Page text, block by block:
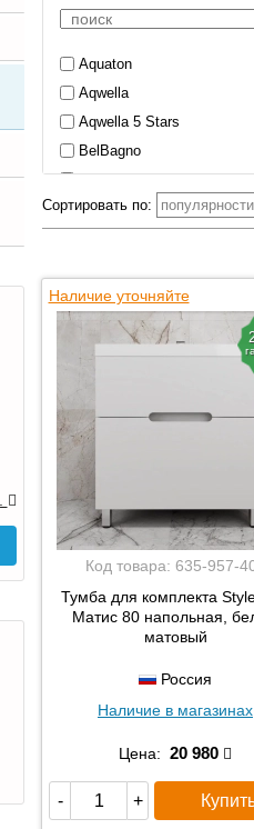
Aquaton
Aqwella
Aqwella 5 Stars
BelBagno
Brevita
Cersanit
El Fante
Grossman
Lemark
Style Line
Taliente
ValenHouse
Сортировать по: популярности
Наличие уточняйте
Код товара: 635-957-
Тумба для комплекта
Матис 80 напольная,
матовый
Россия
Наличие в магазинах
Цена: 20 980
- +